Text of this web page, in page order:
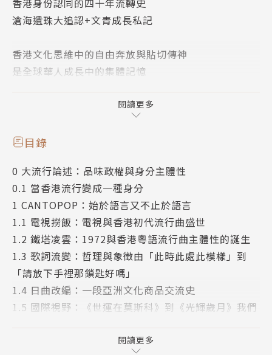
滄海遺珠大追認+文青成長私記
香港文化思維中的自由奔放與貼切傳神
是全球華人成長中的集體記憶
為香港流行文化整理四十年脈絡
追溯香港流行曾經賴以成功的基因
為什麼香港文化可以創造流行盛世？
面對正在消失的身分 文化可以如何傳承？
是從哪天起 帶着流行文化的自信
我們自豪地說 ：我們香港人
我們又終將要到哪裡
由李小龍、許冠傑、衛斯理、張國榮、梅艷芳、林夕、
周星馳、王家衛到四大天王；從功夫片、警匪片、黑幫
古惑仔到臥底無間道，一杯茶餐廳奶茶呷到的港式風
味，這一波始於70年代的香港流行文化產業及文化輸
籤，進而成為了肯定自我的身分認同。
閱讀更多
目錄
0 大流行論述：品味政權與身分主體性
0.1 當香港流行變成一種身分
1 CANTOPOP：始於語言又不止於語言
1.1 電視撈飯：電視與香港初代流行曲盛世
1.2 鐵塔凌雲：1972與香港粵語流行曲主體性的誕生
1.3 歌詞流變：哲理與象徵由「此時此處此模樣」到
「請放下手裡那鎖匙好嗎」
1.4 日曲改編：一段亞洲文化商品交流史
1.5 國際視野：《世運在莫斯科》到《光輝歲月》我們
1.6 電音往事：起初要有sound之前達明時代
閱讀更多